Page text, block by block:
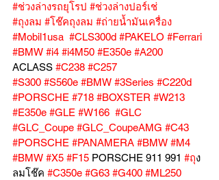
#ช่วงล่างรถยุโรป #ช่วงล่างปอร์เช่
#ถุงลม #โช๊คถุงลม #ถ่ายน้ำมันเครื่อง
#Mobil1usa #CLS300d #PAKELO #Ferrari
#BMW #i4 #i4M50 #E350e #A200
ACLASS #C238 #C257
#S300 #S560e #BMW #3Series #C220d
#PORSCHE #718 #BOXSTER #W213
#E350e #GLE #W166 #GLC
#GLC_Coupe #GLC_CoupeAMG #C43
#PORSCHE #PANAMERA #BMW #M4
#BMW #X5 #F15 PORSCHE 911 991 #ถุง
ลมโช๊ค #C350e #G63 #G400 #ML250